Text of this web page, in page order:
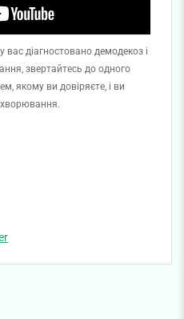
вас діагностовано демодекоз і
звертайтесь до одного
якому ви довіряєте, і ви